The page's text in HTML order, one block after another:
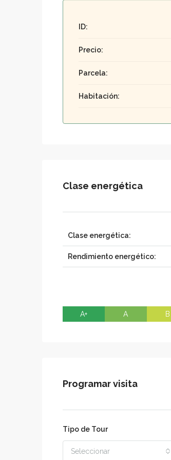
ID:
Precio:
Parcela:
Habitación:
Clase energética
Clase energética:
Rendimiento energético:
A+ A B
Programar visita
Tipo de Tour
Seleccionar